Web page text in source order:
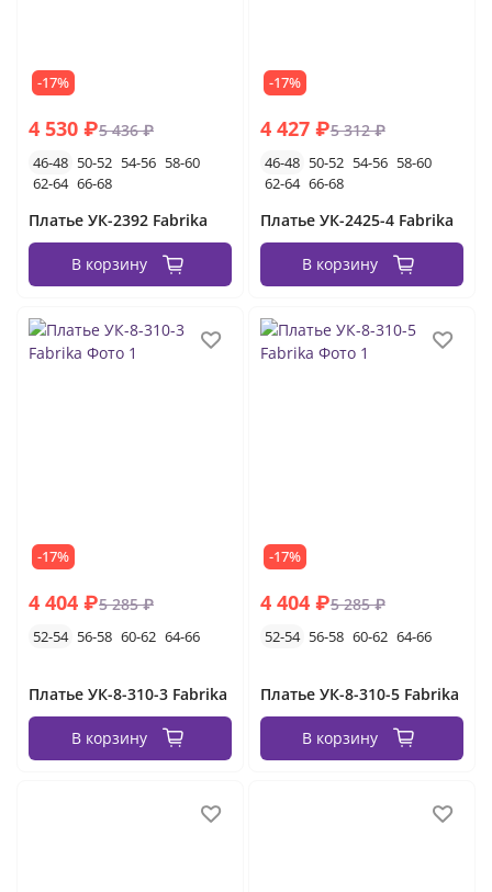
-17%
4 530 ₽5 436 ₽
46-48 50-52 54-56 58-60
62-64 66-68
Платье УК-2392 Fabrika
В корзину
-17%
4 427 ₽5 312 ₽
46-48 50-52 54-56 58-60
62-64 66-68
Платье УК-2425-4 Fabrika
В корзину
-17%
4 404 ₽5 285 ₽
52-54 56-58 60-62 64-66
Платье УК-8-310-3 Fabrika
В корзину
-17%
4 404 ₽5 285 ₽
52-54 56-58 60-62 64-66
Платье УК-8-310-5 Fabrika
В корзину